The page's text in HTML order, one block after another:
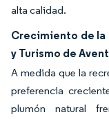
alta calidad.
Crecimiento de la
y Turismo de
A medida que la
preferencia
plumón natural